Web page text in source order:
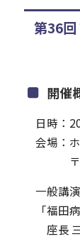
第36回
開催
日時：
会場：
〒
一般講
「福田
座長